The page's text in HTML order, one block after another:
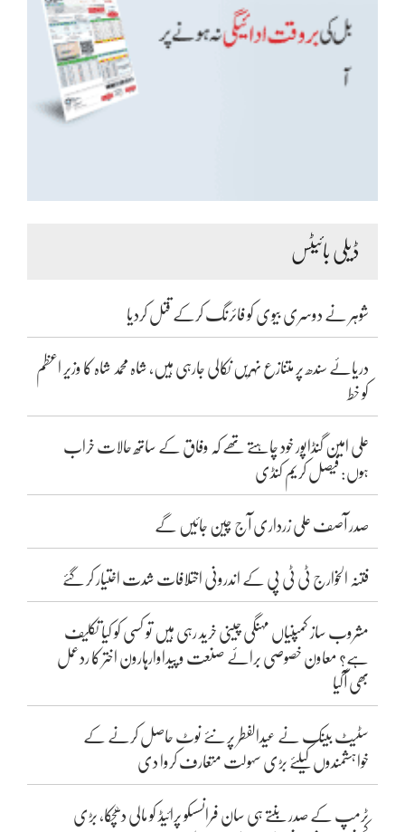
ڈیلی بائیٹس
شوہر نے دوسری بیوی کو فائرنگ کرکے قتل کردیا
دریائے سندھ پر متنازع نہریں نکالی جارہی ہیں، شاہ محمد شاہ کا وزیر اعظم
کو خط
علی امین گنڈاپور خود چاہتے تھے کہ وفاق کے ساتھ حالات خراب
ہوں: فیصل کریم کنڈی
صدر آصف علی زرداری آج چین جائیں گے
فتنہ الخوارج ٹی ٹی پی کے اندرونی اختلافات شدت اختیار کر گئے
مشروب ساز کمپنیاں مہنگی چینی خرید رہی ہیں تو کسی کو کیا تکلیف
ہے؟ معاون خصوصی برائے صنعت و پیداوارہارون اختر کا ردعمل
بھی آگیا
سٹیٹ بینک نے عیدالفطر پر نئے نوٹ حاصل کرنے کے
خواہشمندوں کیلئے بڑی سہولت متعارف کروا دی
ٹرمپ کے صدر بنتے ہی سان فرانسسکو پرائیڈ کو مالی دھچکا، بڑی